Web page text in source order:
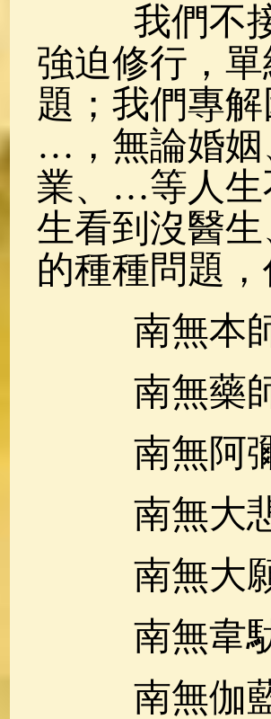
我們不接
強迫修行，
題；我們專
…，無論婚姻
業、…等人生
生看到沒醫
的種種問題
南無本師
南無藥師
南無阿
南無大悲
南無大願
南無韋
南無伽